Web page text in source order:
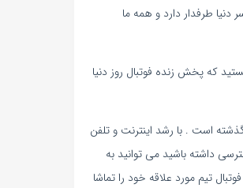
دنیا طرفدار دارد و همه ما
که پخش زنده فوتبال روز دنیا
است . با رشد اینترنت و تلفن
داشته باشید می توانید به
تیم مورد علاقه خود را تماشا